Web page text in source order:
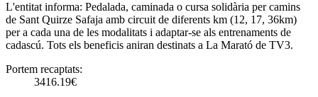
L'entitat informa: Pedalada, caminada o cursa solidària per camins
de Sant Quirze Safaja amb circuit de diferents km (12, 17, 36km)
per a cada una de les modalitats i adaptar-se als entrenaments de
cadascú. Tots els beneficis aniran destinats a La Marató de TV3.
Portem recaptats:
3416.19€